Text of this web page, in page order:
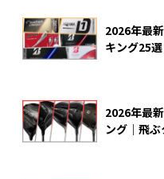
2026年最
キング25
2026年最
ング｜飛